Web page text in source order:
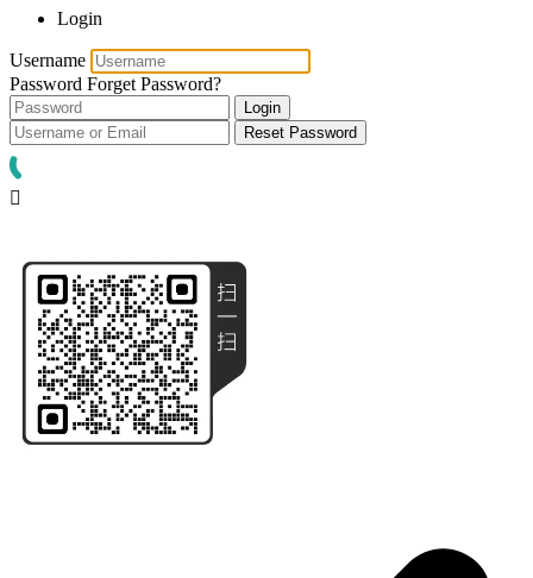
Login
Username
Password Forget Password?
Login
Reset Password